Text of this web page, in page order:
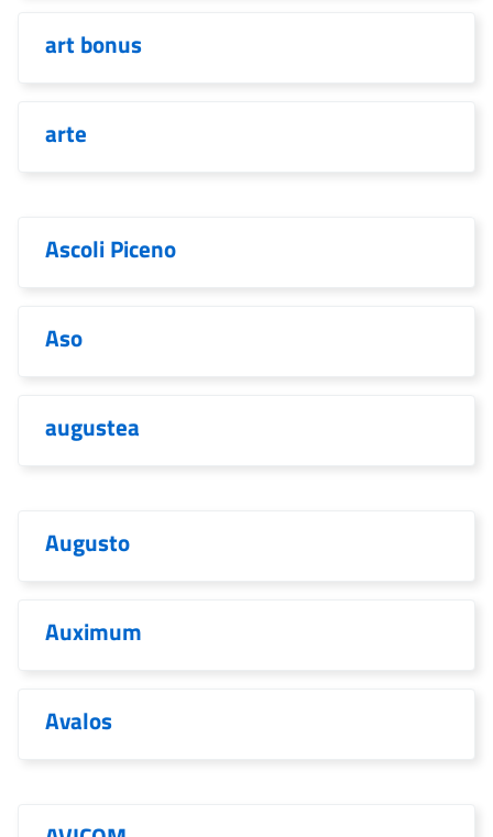
art bonus
arte
Ascoli Piceno
Aso
augustea
Augusto
Auximum
Avalos